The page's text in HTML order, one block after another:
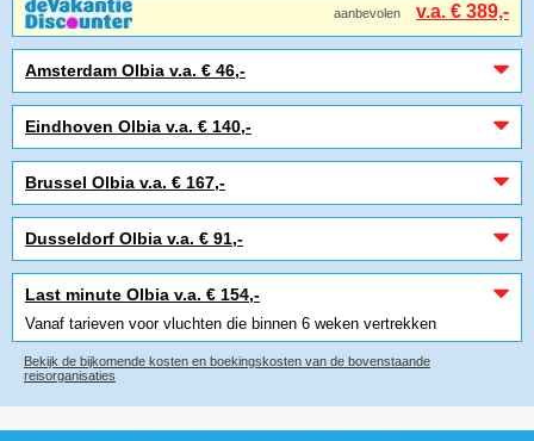
aanbevolen v.a. € 389,-
Amsterdam Olbia v.a. € 46,-
Eindhoven Olbia v.a. € 140,-
Brussel Olbia v.a. € 167,-
Dusseldorf Olbia v.a. € 91,-
Last minute Olbia v.a. € 154,-
Vanaf tarieven voor vluchten die binnen 6 weken vertrekken
Bekijk de bijkomende kosten en boekingskosten van de bovenstaande
reisorganisaties